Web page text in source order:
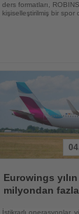
ders formatları,
kişiselleştirilmiş bir spor
Oku
Eurowings
milyondan
İstikrarlı operasyonlar,